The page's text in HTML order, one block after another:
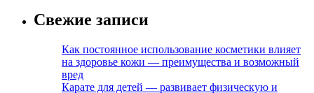
Свежие записи
Как постоянное использование косметики влияет
на здоровье кожи — преимущества и возможный
вред
Карате для детей — развивает физическую и